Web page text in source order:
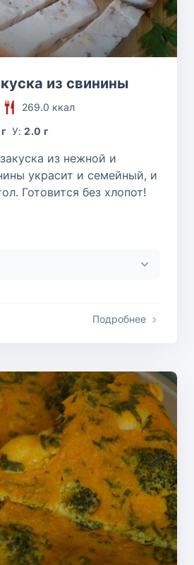
из свинины
269.0 ккал
У:2.0 г
из нежной и
украсит и семейный, и
Готовится без хлопот!
Подробнее